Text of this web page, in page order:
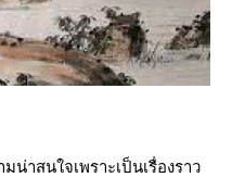
าสนใจเพราะเป็นเรื่องราว